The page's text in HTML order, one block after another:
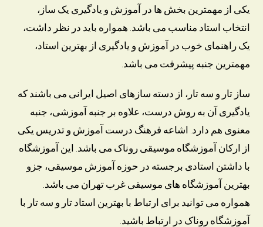
یکی از مهمترین بخش ها در آموزش و یادگیری یک ساز،
انتخاب استاد مناسب می باشد. همواره باید در نظر داشت،
یک راهنمای خوب در آموزش و یادگیری از بهترین استاد،
مهمترین جنبه پیشرفت می باشد.
ساز تار و سه تار، از دسته سازهای اصیل ایرانی می باشند که
یادگیری آن به روش درست، علاوه بر جنبه آموزشی، جنبه
معنوی هم دارد. اشاعه فرهنگ درست آموزش و تدریس یکی
از ارکان آموزشگاه موسیقی روناک می باشد. این آموزشگاه
با داشتن استادی برجسته در حوزه آموزش موسیقی، جزو
بهترین آموزشگاه های موسیقی غرب تهران می باشد.
همواره می توانید برای ارتباط با بهترین استاد تار و سه تار با
آموزشگاه روناک در ارتباط باشید.